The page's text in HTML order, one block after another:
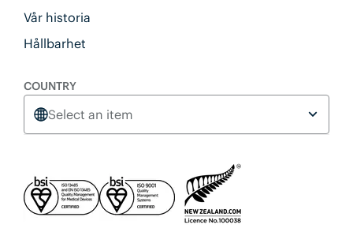
Vår historia
Hållbarhet
COUNTRY
Select an item